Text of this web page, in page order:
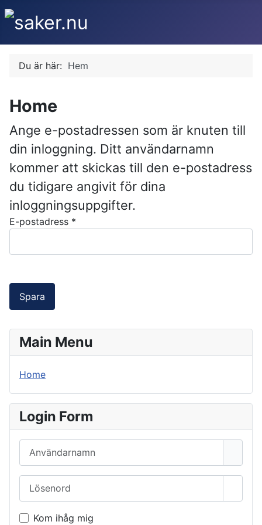
Du är här: Hem
Home
Ange e-postadressen som är knuten till
din inloggning. Ditt användarnamn
kommer att skickas till den e-postadress
du tidigare angivit för dina
inloggningsuppgifter.
E-postadress *
Spara
Main Menu
Home
Login Form
Kom ihåg mig